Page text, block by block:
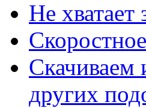
Не
Скачиваем
других